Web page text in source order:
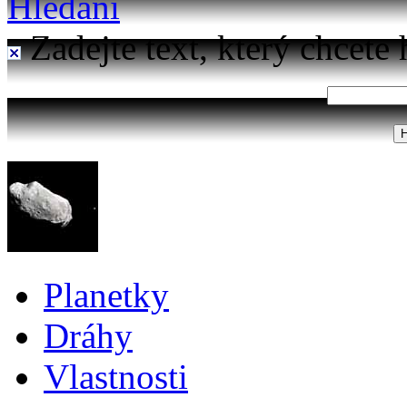
Zadejte text, který chcete
Planetky
Dráhy
Vlastnosti